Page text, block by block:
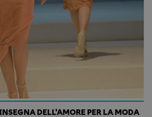
DELL'AMORE PER LA MODA